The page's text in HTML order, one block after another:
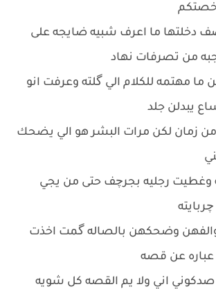
دخلتها ما اعرف شبيه ضايجه على
من تصرفات نهاد
ما مهتمه للكلام الي گلته وعرفت انو
يبدلن جلد
من زمان لكن مرات البشر هو الي يضحك
وغطيت رجليه بجرچف حتى من يجي
وضحكهن بالصاله گمت اخذت
عباره عن قصه
صدكوني اني ولا يم القصه كل شويه